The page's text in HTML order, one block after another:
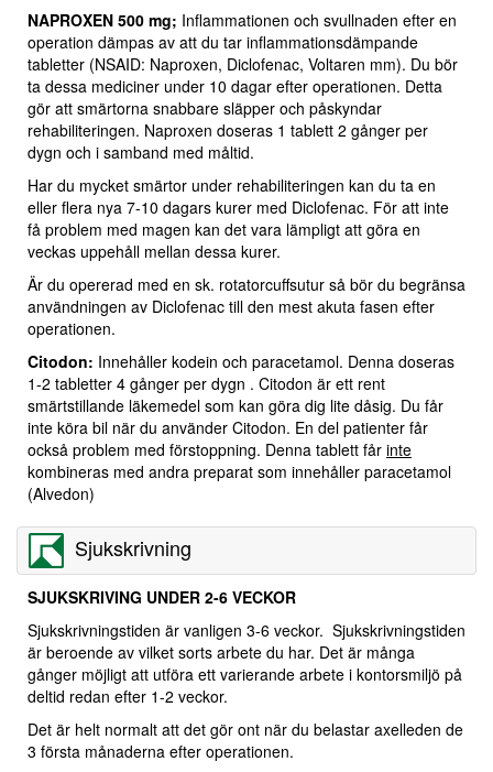
NAPROXEN 500 mg; Inflammationen och svullnaden efter en
operation dämpas av att du tar inflammationsdämpande
tabletter (NSAID: Naproxen, Diclofenac, Voltaren mm). Du bör
ta dessa mediciner under 10 dagar efter operationen. Detta
gör att smärtorna snabbare släpper och påskyndar
rehabiliteringen. Naproxen doseras 1 tablett 2 gånger per
dygn och i samband med måltid.
Har du mycket smärtor under rehabiliteringen kan du ta en
eller flera nya 7-10 dagars kurer med Diclofenac. För att inte
få problem med magen kan det vara lämpligt att göra en
veckas uppehåll mellan dessa kurer.
Är du opererad med en sk. rotatorcuffsutur så bör du begränsa
användningen av Diclofenac till den mest akuta fasen efter
operationen.
Citodon: Innehåller kodein och paracetamol. Denna doseras
1-2 tabletter 4 gånger per dygn . Citodon är ett rent
smärtstillande läkemedel som kan göra dig lite dåsig. Du får
inte köra bil när du använder Citodon. En del patienter får
också problem med förstoppning. Denna tablett får inte
kombineras med andra preparat som innehåller paracetamol
(Alvedon)
Sjukskrivning
SJUKSKRIVING UNDER 2-6 VECKOR
Sjukskrivningstiden är vanligen 3-6 veckor. Sjukskrivningstiden
är beroende av vilket sorts arbete du har. Det är många
gånger möjligt att utföra ett varierande arbete i kontorsmiljö på
deltid redan efter 1-2 veckor.
Det är helt normalt att det gör ont när du belastar axelleden de
3 första månaderna efter operationen.